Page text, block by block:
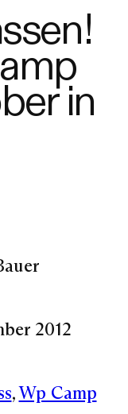
in
2012
, Wp Camp